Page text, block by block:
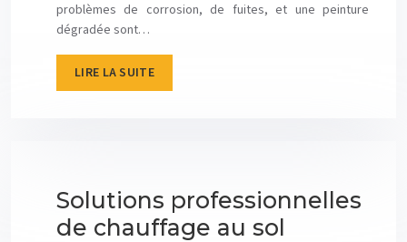
problèmes de corrosion, de fuites, et une peinture
dégradée sont…
LIRE LA SUITE
Solutions professionnelles
de chauffage au sol